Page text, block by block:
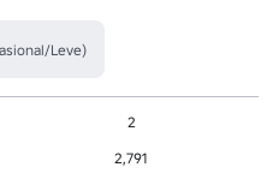
Leve)
2
2,791